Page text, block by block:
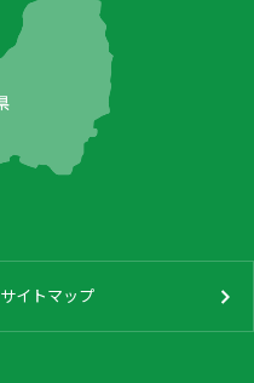
サイトマップ